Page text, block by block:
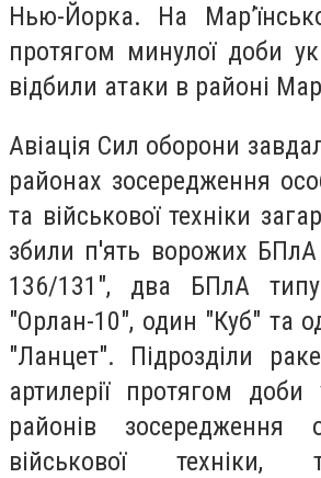
Нью-Йорка. На
протягом минулої доби
відбили атаки в районі
Авіація Сил оборони
районах зосередження
та військової техніки
збили п'ять ворожих БПлА
136/131", два БПлА
"Орлан-10", один "Куб" та
"Ланцет". Підрозділи
артилерії протягом
районів зосередження
військової